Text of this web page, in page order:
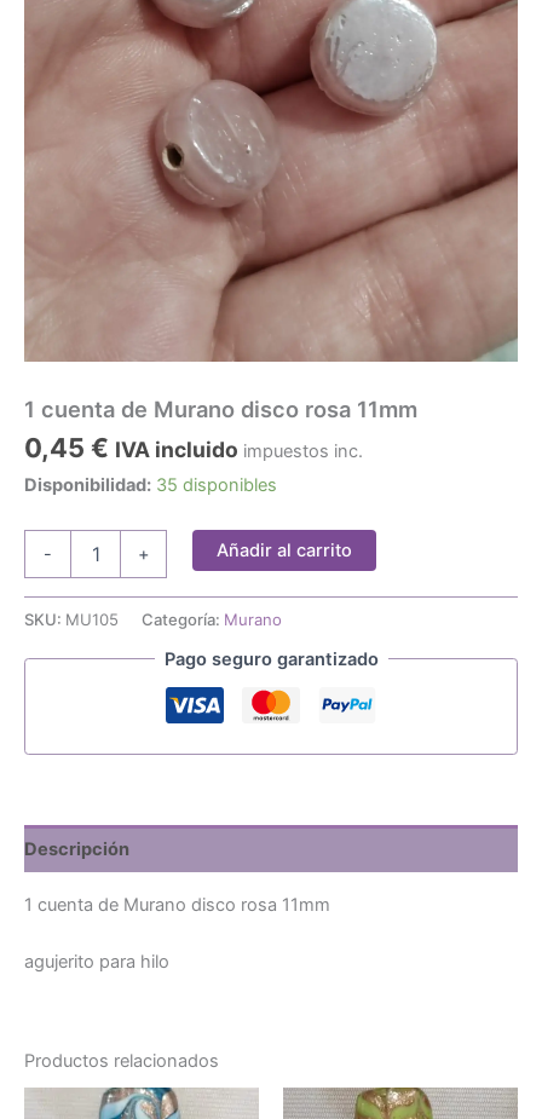
1 cuenta de Murano disco rosa 11mm
0,45 € IVA incluido impuestos inc.
Disponibilidad: 35 disponibles
-
Murano
rosa
+ Añadir al carrito
SKU: MU105 Categoría: Murano
Pago seguro garantizado
Descripción
1 cuenta de Murano disco rosa 11mm
agujerito para hilo
Productos relacionados